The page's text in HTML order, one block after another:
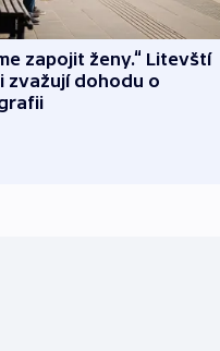
zapojit ženy.“ Litevští
zvažují dohodu o